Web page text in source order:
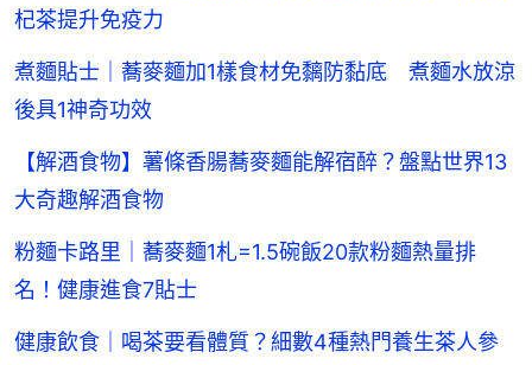
杞茶提升免疫力
煮麵貼士｜蕎麥麵加1樣食材免黐防黏底 煮麵水放涼
後具1神奇功效
【解酒食物】薯條香腸蕎麥麵能解宿醉？盤點世界13
大奇趣解酒食物
粉麵卡路里｜蕎麥麵1札=1.5碗飯20款粉麵熱量排
名！健康進食7貼士
健康飲食｜喝茶要看體質？細數4種熱門養生茶人參